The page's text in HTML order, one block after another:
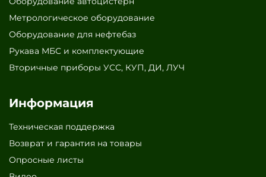
Метрологическое оборудование
Оборудование для нефтебаз
Рукава МБС и комплектующие
Вторичные приборы УСС, КУП, ДИ, ЛУЧ
Информация
Техническая поддержка
Возврат и гарантия на товары
Опросные листы